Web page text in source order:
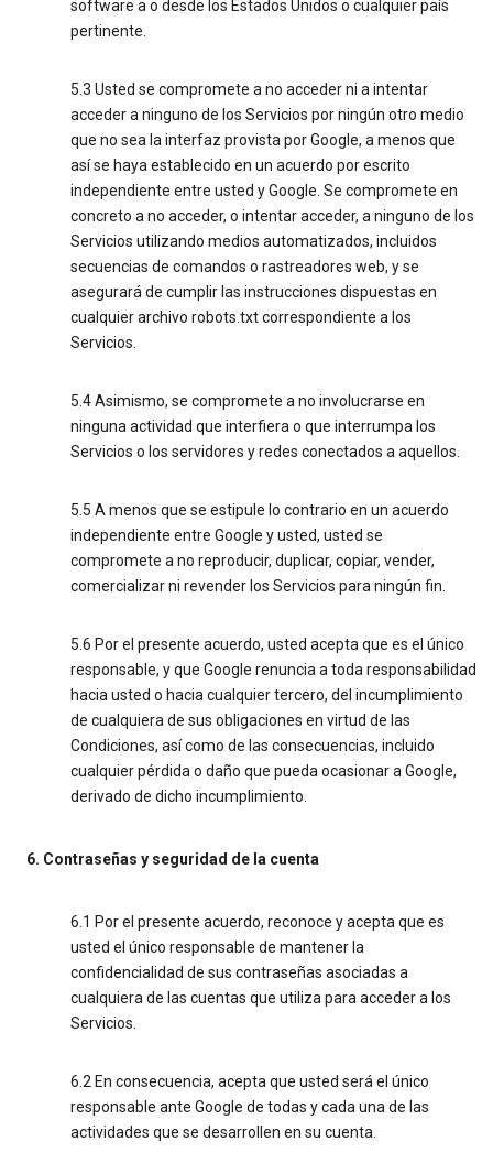
software a o desde los Estados Unidos o cualquier país
pertinente.
5.3 Usted se compromete a no acceder ni a intentar
acceder a ninguno de los Servicios por ningún otro medio
que no sea la interfaz provista por Google, a menos que
así se haya establecido en un acuerdo por escrito
independiente entre usted y Google. Se compromete en
concreto a no acceder, o intentar acceder, a ninguno de los
Servicios utilizando medios automatizados, incluidos
secuencias de comandos o rastreadores web, y se
asegurará de cumplir las instrucciones dispuestas en
cualquier archivo robots.txt correspondiente a los
Servicios.
5.4 Asimismo, se compromete a no involucrarse en
ninguna actividad que interfiera o que interrumpa los
Servicios o los servidores y redes conectados a aquellos.
5.5 A menos que se estipule lo contrario en un acuerdo
independiente entre Google y usted, usted se
compromete a no reproducir, duplicar, copiar, vender,
comercializar ni revender los Servicios para ningún fin.
5.6 Por el presente acuerdo, usted acepta que es el único
responsable, y que Google renuncia a toda responsabilidad
hacia usted o hacia cualquier tercero, del incumplimiento
de cualquiera de sus obligaciones en virtud de las
Condiciones, así como de las consecuencias, incluido
cualquier pérdida o daño que pueda ocasionar a Google,
derivado de dicho incumplimiento.
6. Contraseñas y seguridad de la cuenta
6.1 Por el presente acuerdo, reconoce y acepta que es
usted el único responsable de mantener la
confidencialidad de sus contraseñas asociadas a
cualquiera de las cuentas que utiliza para acceder a los
Servicios.
6.2 En consecuencia, acepta que usted será el único
responsable ante Google de todas y cada una de las
actividades que se desarrollen en su cuenta.